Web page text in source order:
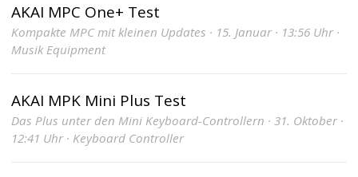
AKAI MPC One+ Test
Kompakte MPC mit kleinen Updates · 15. Januar · 13:56 Uhr ·
Musik Equipment
AKAI MPK Mini Plus Test
Das Plus unter den Mini Keyboard-Controllern · 31. Oktober ·
12:41 Uhr · Keyboard Controller